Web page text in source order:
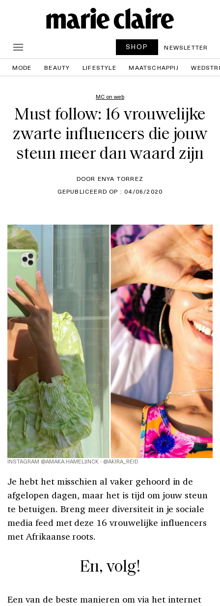
SHOP NEWSLETTER
MODE BEAUTY LIFESTYLE MAATSCHAPPIJ
MC on web
Must follow: 16 vrouwelijke
zwarte influencers die jouw
steun meer dan waard zijn
DOOR ENYA TORREZ
GEPUBLICEERD OP : 04/06/2020
INSTAGRAM @AMAKA.HAMELIJNCK - @AKIRA_REID
Je hebt het misschien al vaker gehoord in de
afgelopen dagen, maar het is tijd om jouw steun
te betuigen. Breng meer diversiteit in je sociale
media feed met deze 16 vrouwelijke influencers
met Afrikaanse roots.
En, volg!
Een van de beste manieren om via het internet